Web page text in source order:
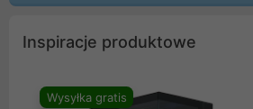
Inspiracje produktowe
Wysyłka gratis